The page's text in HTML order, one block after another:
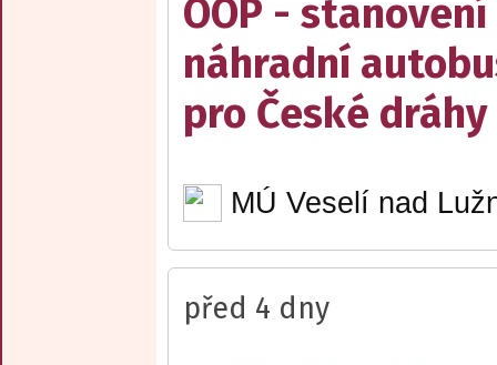
OOP -
náhradní
pro České dráhy
MÚ Veselí nad
před 4 dny